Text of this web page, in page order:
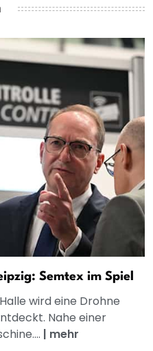
Semtex im Spiel
wird eine Drohne
Nahe einer
| mehr